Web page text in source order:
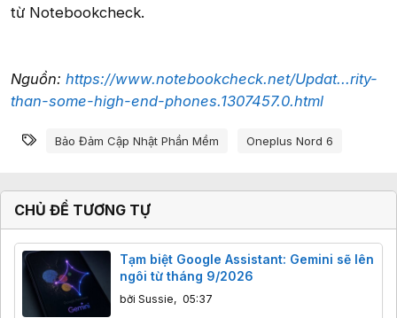
từ Notebookcheck.
Nguồn: https://www.notebookcheck.net/Updat...rity-
than-some-high-end-phones.1307457.0.html
Từ khóa
Bảo Đảm Cập Nhật Phần Mềm Oneplus Nord 6
CHỦ ĐỀ TƯƠNG TỰ
Tạm biệt Google Assistant: Gemini sẽ lên
ngôi từ tháng 9/2026
bởi Sussie, 05:37